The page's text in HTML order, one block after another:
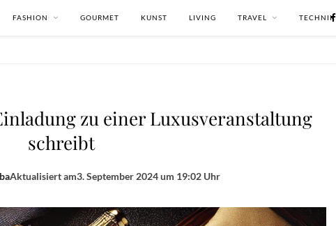
FASHION GOURMET KUNST LIVING TRAVEL TECHNIK
zu einer Luxusveranstaltung
schreibt
Aktualisiert am3. September 2024 um 19:02 Uhr